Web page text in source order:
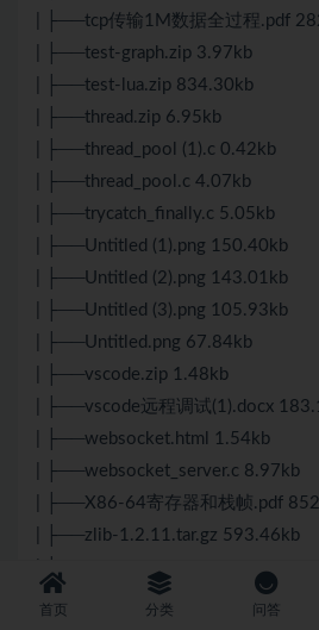
| ├──tcp传输1M数据全过程.pdf
| ├──test-graph.zip 3.97kb
| ├──test-lua.zip 834.30kb
| ├──thread.zip 6.95kb
| ├──thread_pool (1).c 0.42kb
| ├──thread_pool.c 4.07kb
| ├──trycatch_finally.c 5.05kb
| ├──Untitled (1).png 150.40kb
| ├──Untitled (2).png 143.01kb
| ├──Untitled (3).png 105.93kb
| ├──Untitled.png 67.84kb
| ├──vscode.zip 1.48kb
| ├──vscode远程调试(1).docx
| ├──websocket.html 1.54kb
| ├──websocket_server.c 8.97kb
| ├──X86-64寄存器和栈帧.pdf
| ├──zlib-1.2.11.tar.gz 593.46kb
| ├──zvoice.conf 0.83kb
| ├──（勿外传）50位CTO强烈推
首页 分类 问答